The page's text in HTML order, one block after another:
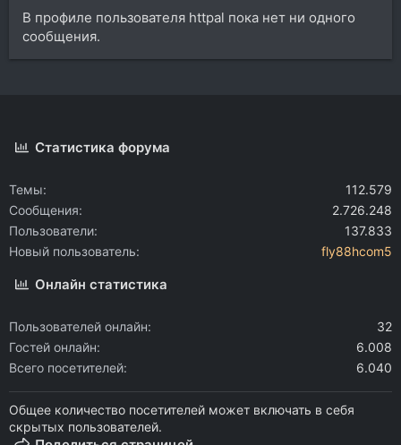
В профиле пользователя httpal пока нет ни одного
сообщения.
Статистика форума
Темы
112.579
Сообщения
2.726.248
Пользователи
137.833
Новый пользователь
fly88hcom5
Онлайн статистика
Пользователей онлайн
32
Гостей онлайн
6.008
Всего посетителей
6.040
Общее количество посетителей может включать в себя
скрытых пользователей.